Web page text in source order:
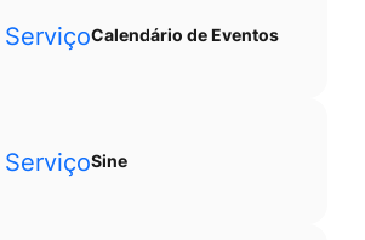
Calendário de Eventos
Sine